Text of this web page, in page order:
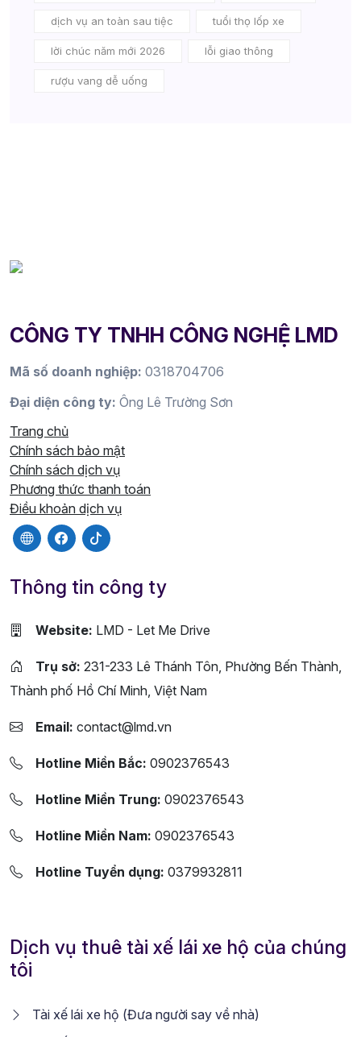
dịch vụ an toàn sau tiệc tuổi thọ lốp xe
lời chúc năm mới 2026 lỗi giao thông
rượu vang dễ uống
CÔNG TY TNHH CÔNG NGHỆ LMD
Mã số doanh nghiệp: 0318704706
Đại diện công ty: Ông Lê Trường Sơn
Trang chủ
Chính sách bảo mật
Chính sách dịch vụ
Phương thức thanh toán
Điều khoản dịch vụ
Thông tin công ty
Website: LMD - Let Me Drive
Trụ sở: 231-233 Lê Thánh Tôn, Phường Bến Thành,
Thành phố Hồ Chí Minh, Việt Nam
Email: contact@lmd.vn
Hotline Miền Bắc: 0902376543
Hotline Miền Trung: 0902376543
Hotline Miền Nam: 0902376543
Hotline Tuyển dụng: 0379932811
Dịch vụ thuê tài xế lái xe hộ của chúng
tôi
Tài xế lái xe hộ (Đưa người say về nhà)